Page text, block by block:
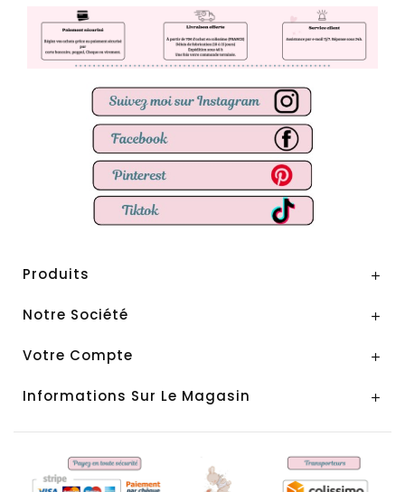
Produits 
Notre Société 
Votre Compte 
Informations Sur Le Magasin 